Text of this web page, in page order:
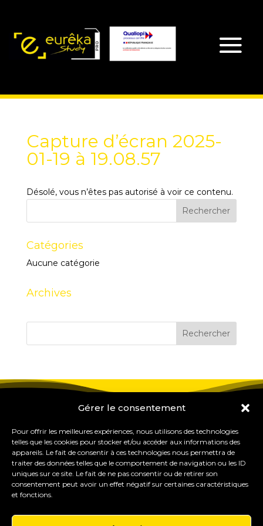
Gérer le consentement
Pour offrir les meilleures expériences, nous utilisons des technologies
telles que les cookies pour stocker et/ou accéder aux informations des
appareils. Le fait de consentir à ces technologies nous permettra de
traiter des données telles que le comportement de navigation ou les ID
uniques sur ce site. Le fait de ne pas consentir ou de retirer son
consentement peut avoir un effet négatif sur certaines caractéristiques
et fonctions.
Capture d’écran 2025-
01-19 à 19.08.57
Désolé, vous n’êtes pas autorisé à voir ce contenu.
Catégories
Aucune catégorie
Archives